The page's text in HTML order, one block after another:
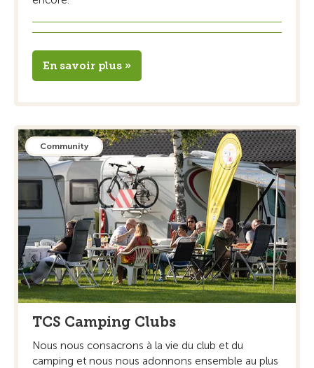
En savoir plus »
Community
TCS Camping Clubs
Nous nous consacrons à la vie du club et du
camping et nous nous adonnons ensemble au plus